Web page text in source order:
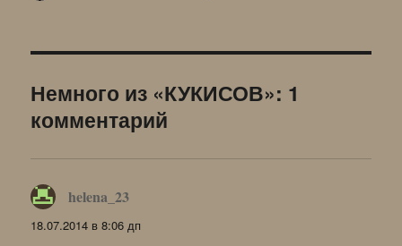
Немного из «КУКИСОВ»: 1
комментарий
helena_23
18.07.2014 в 8:06 дп